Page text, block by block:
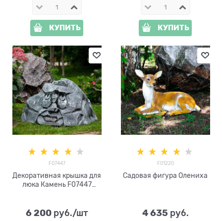
КУПИТЬ КУПИТЬ
F07447
Декоративная крышка для
люка Камень F07447
6 200 руб./шт
F01220
Садовая фигура Олениха
4 635 руб.